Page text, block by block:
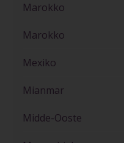
Marokko
Marokko
Mexiko
Mianmar
Midde-Ooste